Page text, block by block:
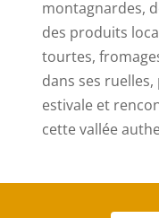
montagnardes,
des produits
tourtes,
dans ses
estivale et
cette vallée